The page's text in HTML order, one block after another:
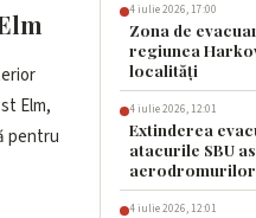
4 iulie 2026, 17:00
Zona de
regiunea
localități
4 iulie 2026, 12:01
Extinderea
atacurile SBU
aerodromurilor
4 iulie 2026, 12:01